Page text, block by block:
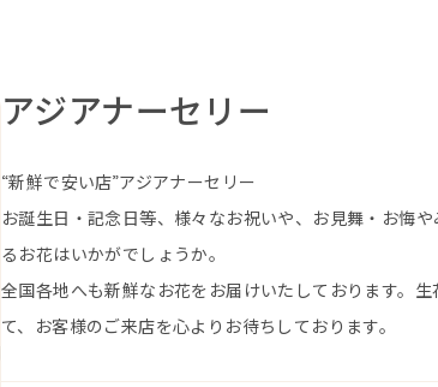
アジアナーセリー
“新鮮で安い店”アジアナーセリー
お誕生日・記念日等、様々なお祝いや、お見舞・お悔
るお花はいかがでしょうか。
全国各地へも新鮮なお花をお届けいたしております。
て、お客様のご来店を心よりお待ちしております。